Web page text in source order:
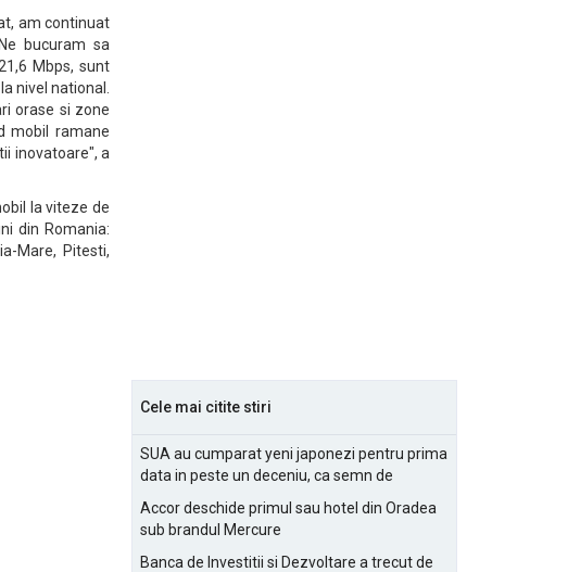
am continuat
bucuram sa
Mbps, sunt
nivel national.
orase si zone
mobil ramane
inovatoare", a
la viteze de
din Romania:
Mare, Pitesti,
Cele mai citite stiri
SUA au cumparat yeni japonezi pentru prima
data in peste un deceniu, ca semn de
Accor deschide primul sau hotel din Oradea
sub brandul Mercure
Banca de Investitii si Dezvoltare a trecut de